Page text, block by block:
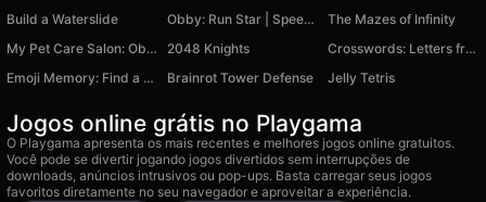
Build a Waterslide
Obby: Run Star | Speed and Pets
The Mazes of Infinity
My Pet Care Salon: Obby Dress-Up 3D
2048 Knights
Crosswords: Letters from a Box
Emoji Memory: Find a Pair
Brainrot Tower Defense Jelly Tetris
Jogos online grátis no Playgama
O Playgama apresenta os mais recentes e melhores jogos online gratuitos.
Você pode se divertir jogando jogos divertidos sem interrupções de
downloads, anúncios intrusivos ou pop-ups. Basta carregar seus jogos
favoritos diretamente no seu navegador e aproveitar a experiência.